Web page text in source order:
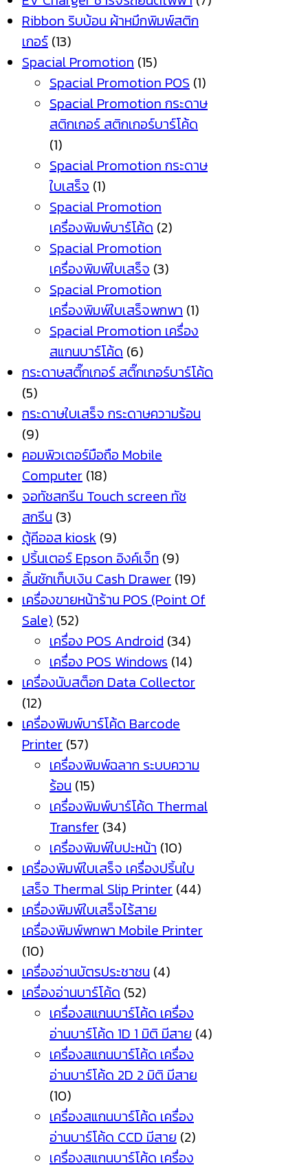
Ribbon ริบบ้อน ผ้าหมึกพิมพ์สติก
เกอร์ (13)
Spacial Promotion (15)
Spacial Promotion POS (1)
Spacial Promotion กระดาษ
สติกเกอร์ สติกเกอร์บาร์โค้ด
(1)
Spacial Promotion กระดาษ
ใบเสร็จ (1)
Spacial Promotion
เครื่องพิมพ์บาร์โค้ด (2)
Spacial Promotion
เครื่องพิมพ์ใบเสร็จ (3)
Spacial Promotion
เครื่องพิมพ์ใบเสร็จพกพา (1)
Spacial Promotion เครื่อง
สแกนบาร์โค้ด (6)
กระดาษสติ๊กเกอร์ สติ๊กเกอร์บาร์โค้ด
(5)
กระดาษใบเสร็จ กระดาษความร้อน
(9)
คอมพิวเตอร์มือถือ Mobile
Computer (18)
จอทัชสกรีน Touch screen ทัช
สกรีน (3)
ตู้คีออส kiosk (9)
ปริ้นเตอร์ Epson อิงค์เจ็ท (9)
ลิ้นชักเก็บเงิน Cash Drawer (19)
เครื่องขายหน้าร้าน POS (Point Of
Sale) (52)
เครื่อง POS Android (34)
เครื่อง POS Windows (14)
เครื่องนับสต็อก Data Collector
(12)
เครื่องพิมพ์บาร์โค้ด Barcode
Printer (57)
เครื่องพิมพ์ฉลาก ระบบความ
ร้อน (15)
เครื่องพิมพ์บาร์โค้ด Thermal
Transfer (34)
เครื่องพิมพ์ใบปะหน้า (10)
เครื่องพิมพ์ใบเสร็จ เครื่องปริ้นใบ
เสร็จ Thermal Slip Printer (44)
เครื่องพิมพ์ใบเสร็จไร้สาย
เครื่องพิมพ์พกพา Mobile Printer
(10)
เครื่องอ่านบัตรประชาชน (4)
เครื่องอ่านบาร์โค้ด (52)
เครื่องสแกนบาร์โค้ด เครื่อง
อ่านบาร์โค้ด 1D 1 มิติ มีสาย (4)
เครื่องสแกนบาร์โค้ด เครื่อง
อ่านบาร์โค้ด 2D 2 มิติ มีสาย
(10)
เครื่องสแกนบาร์โค้ด เครื่อง
อ่านบาร์โค้ด CCD มีสาย (2)
เครื่องสแกนบาร์โค้ด เครื่อง